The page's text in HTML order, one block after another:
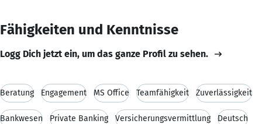
Fähigkeiten und Kenntnisse
Logg Dich jetzt ein, um das ganze Profil zu sehen.
Beratung Engagement MS Office Teamfähigkeit Zuverlässigkeit
Bankwesen Private Banking Versicherungsvermittlung Deutsch